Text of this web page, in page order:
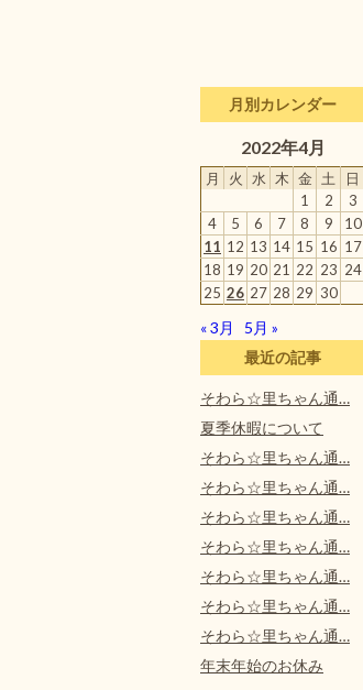
月別カレンダー
2022年4月
月 火 水 木 金 土
日
1
2
3
4
5 6 7 8 9
10
11 12 13 14 15 16 17
18 19 20 21 22 23 24
25 26 27 28 29 30
« 3月
5月 »
最近の記事
そわら☆里ちゃん通…
夏季休暇について
そわら☆里ちゃん通…
そわら☆里ちゃん通…
そわら☆里ちゃん通…
そわら☆里ちゃん通…
そわら☆里ちゃん通…
そわら☆里ちゃん通…
そわら☆里ちゃん通…
年末年始のお休み